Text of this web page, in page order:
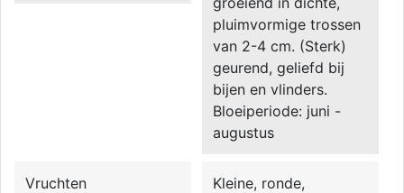
pluimvormige trossen
van 2-4 cm. (Sterk)
geurend, geliefd bij
bijen en vlinders.
Bloeiperiode: juni -
augustus
Vruchten Kleine, ronde,